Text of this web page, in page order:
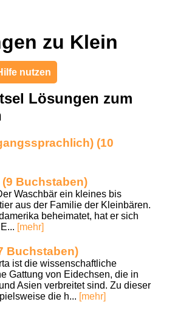
zu Klein
nutzen
Lösungen zum
(10
Buchstaben)
Waschbär ein kleines bis
aus der Familie der Kleinbären.
beheimatet, hat er sich
[mehr]
Buchstaben)
ist die wissenschaftliche
Gattung von Eidechsen, die in
Asien verbreitet sind. Zu dieser
die h... [mehr]